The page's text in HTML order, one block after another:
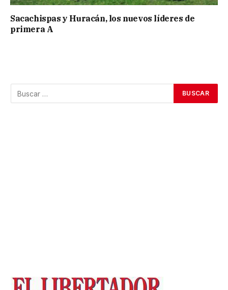
Sacachispas y Huracán, los nuevos líderes de
primera A